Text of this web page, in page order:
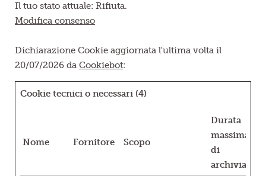
Il tuo stato attuale: Rifiuta.
Modifica consenso
Dichiarazione Cookie aggiornata l'ultima volta il
20/07/2026 da Cookiebot:
Cookie tecnici o necessari (4)
Nome Fornitore Scopo
Durata
massima
di